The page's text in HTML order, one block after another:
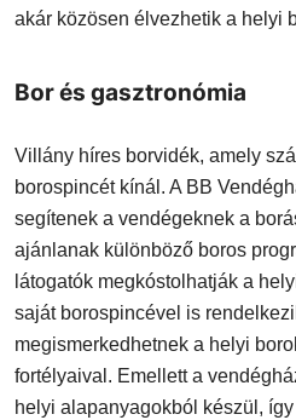
akár közösen élvezhetik a helyi
Bor és gasztronómia
Villány híres borvidék, amely
borospincét kínál. A BB
segítenek a vendégeknek a
ajánlanak különböző boros
látogatók megkóstolhatják a
saját borospincével is
megismerkedhetnek a helyi
fortélyaival. Emellett a
helyi alapanyagokból készül,